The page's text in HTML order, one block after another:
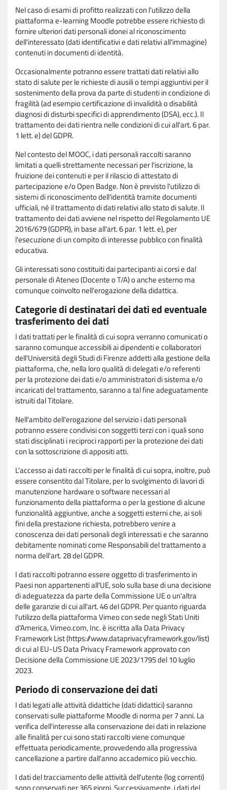
Nel caso di esami di profitto realizzati con l'utilizzo della
piattaforma e-learning Moodle potrebbe essere richiesto di
fornire ulteriori dati personali idonei al riconoscimento
dell'interessato (dati identificativi e dati relativi all'immagine)
contenuti in documenti di identità.
Occasionalmente potranno essere trattati dati relativi allo
stato di salute per le richieste di ausili o tempi aggiuntivi per il
sostenimento della prova da parte di studenti in condizione di
fragilità (ad esempio certificazione di invalidità o disabilità
diagnosi di disturbi specifici di apprendimento (DSA), ecc.). Il
trattamento dei dati rientra nelle condizioni di cui all'art. 6 par.
1 lett. e) del GDPR.
Nel contesto del MOOC, i dati personali raccolti saranno
limitati a quelli strettamente necessari per l'iscrizione, la
fruizione dei contenuti e per il rilascio di attestato di
partecipazione e/o Open Badge. Non è previsto l'utilizzo di
sistemi di riconoscimento dell'identità tramite documenti
ufficiali, né il trattamento di dati relativi allo stato di salute. Il
trattamento dei dati avviene nel rispetto del Regolamento UE
2016/679 (GDPR), in base all'art. 6 par. 1 lett. e), per
l'esecuzione di un compito di interesse pubblico con finalità
educativa.
Gli interessati sono costituiti dai partecipanti ai corsi e dal
personale di Ateneo (Docente o T/A) o anche esterno ma
comunque coinvolto nell'erogazione della didattica.
Categorie di destinatari dei dati ed eventuale
trasferimento dei dati
I dati trattati per le finalità di cui sopra verranno comunicati o
saranno comunque accessibili ai dipendenti e collaboratori
dell'Università degli Studi di Firenze addetti alla gestione della
piattaforma, che, nella loro qualità di delegati e/o referenti
per la protezione dei dati e/o amministratori di sistema e/o
incaricati del trattamento, saranno a tal fine adeguatamente
istruiti dal Titolare.
Nell'ambito dell'erogazione del servizio i dati personali
potranno essere condivisi con soggetti terzi con i quali sono
stati disciplinati i reciproci rapporti per la protezione dei dati
con la sottoscrizione di appositi atti.
L'accesso ai dati raccolti per le finalità di cui sopra, inoltre, può
essere consentito dal Titolare, per lo svolgimento di lavori di
manutenzione hardware o software necessari al
funzionamento della piattaforma o per la gestione di alcune
funzionalità aggiuntive, anche a soggetti esterni che, ai soli
fini della prestazione richiesta, potrebbero venire a
conoscenza dei dati personali degli interessati e che saranno
debitamente nominati come Responsabili del trattamento a
norma dell'art. 28 del GDPR.
I dati raccolti potranno essere oggetto di trasferimento in
Paesi non appartenenti all'UE, solo sulla base di una decisione
di adeguatezza da parte della Commissione UE o un'altra
delle garanzie di cui all'art. 46 del GDPR. Per quanto riguarda
l'utilizzo della piattaforma Vimeo con sede negli Stati Uniti
d'America, Vimeo.com, Inc. è iscritta alla Data Privacy
Framework List (https://www.dataprivacyframework.gov/list)
di cui al EU-US Data Privacy Framework approvato con
Decisione della Commissione UE 2023/1795 del 10 luglio
2023.
Periodo di conservazione dei dati
I dati legati alle attività didattiche (dati didattici) saranno
conservati sulle piattaforme Moodle di norma per 7 anni. La
verifica dell'interesse alla conservazione dei dati in relazione
alle finalità per cui sono stati raccolti viene comunque
effettuata periodicamente, provvedendo alla progressiva
cancellazione a partire dall'anno accademico più vecchio.
I dati del tracciamento delle attività dell'utente (log correnti)
sono conservati per 365 giorni. Successivamente, i dati del